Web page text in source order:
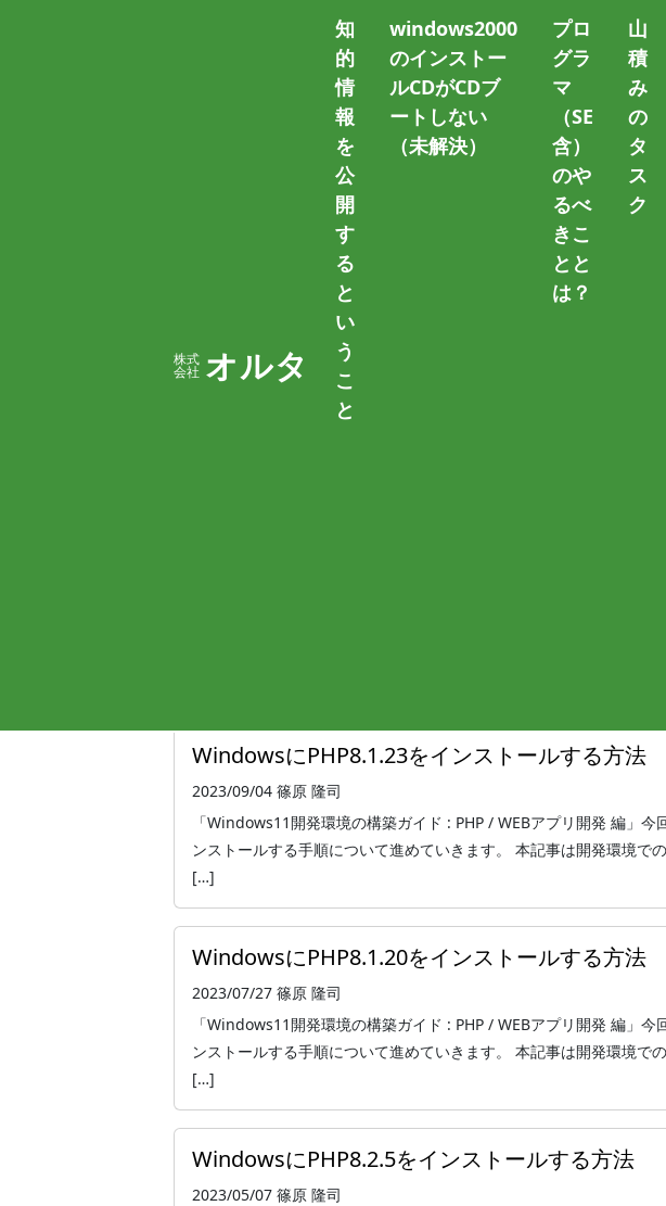
株式
会社 オルタ
知
的
情
報
を
公
開
す
る
と
い
う
こ
と
windows2000
のインストー
ルCDがCDブ
ートしない
（未解決）
プロ
グラ
マ
（SE
含）
のや
るべ
きこ
とと
は？
山
積
み
の
タ
ス
ク
PHPをWindowsにインストール
PHPを
WindowsにPHP8.3.7をインストールする方法
2024/05/10
篠原 隆司
「Windows11開発環境の構築ガイド : PHP / WEBアプリ開発 編」今
ンストールする手順について進めていきます。 本記事は開発環境で
WindowsにPHP8.1.23をインストールする方法
2023/09/04 篠原 隆司
「Windows11開発環境の構築ガイド : PHP / WEBアプリ開発 編」
ンストールする手順について進めていきます。 本記事は開発環境で
[…]
WindowsにPHP8.1.20をインストールする方法
2023/07/27 篠原 隆司
「Windows11開発環境の構築ガイド : PHP / WEBアプリ開発 編」
ンストールする手順について進めていきます。 本記事は開発環境で
[…]
WindowsにPHP8.2.5をインストールする方法
2023/05/07 篠原 隆司